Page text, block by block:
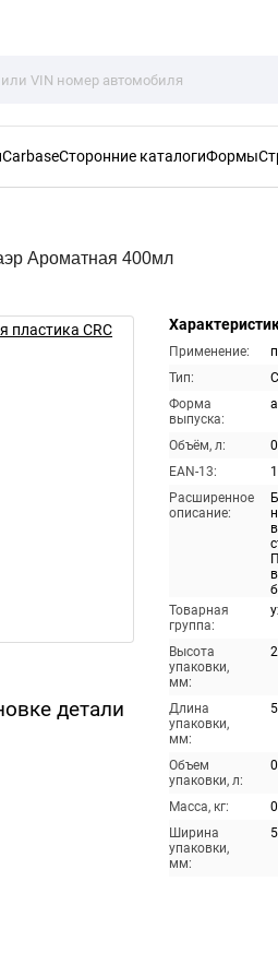
CarbaseСторонние каталогиФормы
Ароматная 400мл
детали
Применение:
Тип:
Форма
выпуска:
Объём, л:
EAN-13:
Расширенное
описание:
Товарная
группа:
Высота
упаковки,
мм:
Длина
упаковки,
мм:
Объем
упаковки, л:
Масса, кг:
Ширина
упаковки,
мм: